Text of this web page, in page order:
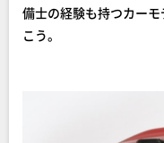
備士の経験も持つカー
こう。